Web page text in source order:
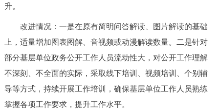
升。
改进情况：一是在原有简明问答解读、图片解读的基础
上，适量增加图表图解、音视频或动漫解读数量。二是针对
部分基层单位政务公开工作人员流动性大，对公开工作理解
不深刻、不全面的实际，采取线下培训、视频培训、个别辅
导等方式，持续开展工作培训，确保基层单位工作人员熟练
掌握各项工作要求，提升工作水平。